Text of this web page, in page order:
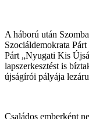
A háború után
Szociáldemokrata
Párt „Nyugati Kis
lapszerkesztést is
újságírói pályája
Családos emberként